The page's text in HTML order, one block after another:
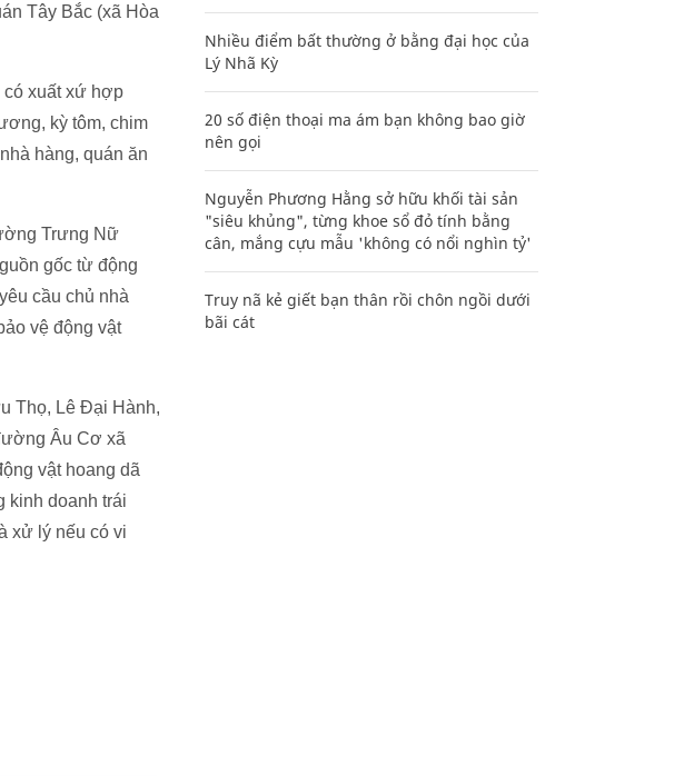
Tây Bắc (xã Hòa
có xuất xứ hợp
kỳ tôm, chim
hàng, quán ăn
Trưng Nữ
gốc từ động
cầu chủ nhà
vệ động vật
Thọ, Lê Đại Hành,
Âu Cơ xã
vật hoang dã
kinh doanh trái
xử lý nếu có vi
Nhiều điểm bất thường ở bằng đại học của
Lý Nhã Kỳ
20 số điện thoại ma ám bạn không bao giờ
nên gọi
Nguyễn Phương Hằng sở hữu khối tài sản
"siêu khủng", từng khoe sổ đỏ tính bằng
cân, mắng cựu mẫu 'không có nổi nghìn tỷ'
Truy nã kẻ giết bạn thân rồi chôn ngồi dưới
bãi cát